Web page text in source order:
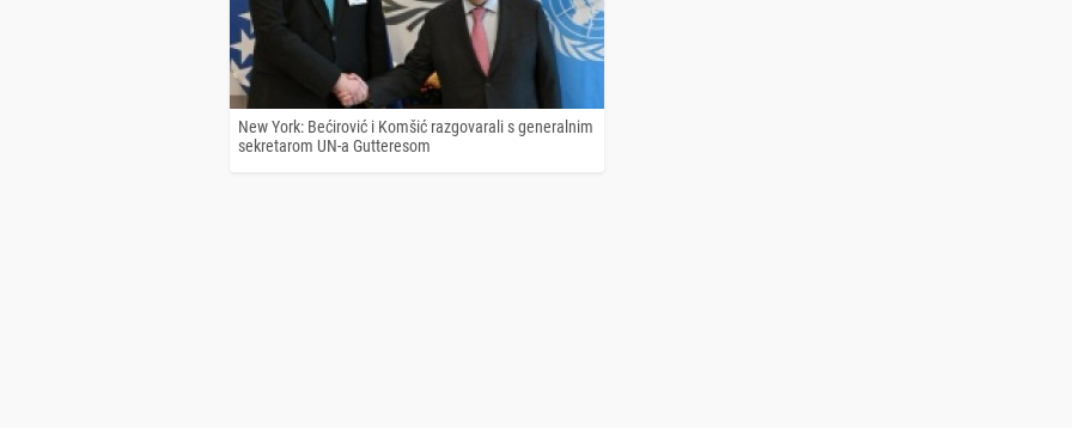
New York: Bećirović i Komšić razgovarali s generalnim
sekretarom UN-a Gutteresom